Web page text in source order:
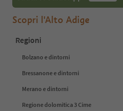
Scopri l'Alto Adige
Regioni
Bolzano e dintorni
Bressanone e dintorni
Merano e dintorni
Regione dolomitica 3 Cime